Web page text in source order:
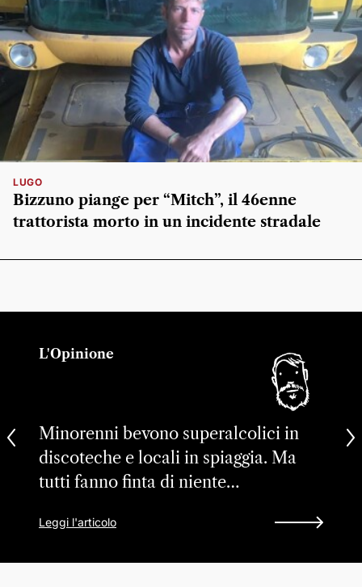
LUGO
Bizzuno piange per “Mitch”, il 46enne
trattorista morto in un incidente stradale
L'Opinione
Minorenni bevono superalcolici in
discoteche e locali in spiaggia. Ma
tutti fanno finta di niente…
Leggi l'articolo